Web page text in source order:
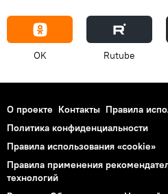
OK Rutube
О проекте Контакты Правила
Политика конфиденциальности
Правила использования «cookie»
Правила применения
технологий